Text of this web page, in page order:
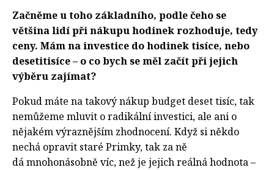
Začněme u toho základního, podle čeho se
většina lidí při nákupu hodinek rozhoduje, tedy
ceny. Mám na investice do hodinek tisíce, nebo
desetitisíce – o co bych se měl začít při jejich
výběru zajímat?
Pokud máte na takový nákup budget deset tisíc, tak
nemůžeme mluvit o radikální investici, ale ani o
nějakém výraznějším zhodnocení. Když si někdo
nechá opravit staré Primky, tak za ně
dá mnohonásobně víc, než je jejich reálná hodnota –